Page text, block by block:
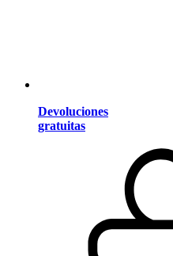
Devoluciones
gratuitas